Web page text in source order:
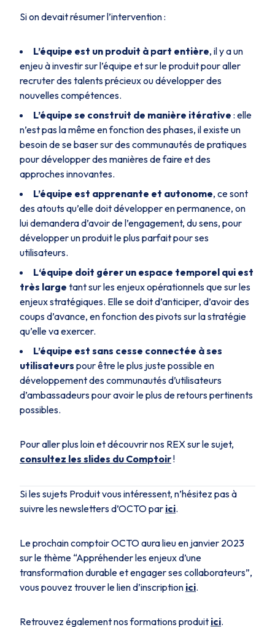
Si on devait résumer l’intervention :
L’équipe est un produit à part entière, il y a un
enjeu à investir sur l’équipe et sur le produit pour aller
recruter des talents précieux ou développer des
nouvelles compétences.
L’équipe se construit de manière itérative : elle
n’est pas la même en fonction des phases, il existe un
besoin de se baser sur des communautés de pratiques
pour développer des manières de faire et des
approches innovantes.
L’équipe est apprenante et autonome, ce sont
des atouts qu’elle doit développer en permanence, on
lui demandera d’avoir de l’engagement, du sens, pour
développer un produit le plus parfait pour ses
utilisateurs.
L‘équipe doit gérer un espace temporel qui est
très large tant sur les enjeux opérationnels que sur les
enjeux stratégiques. Elle se doit d’anticiper, d’avoir des
coups d’avance, en fonction des pivots sur la stratégie
qu’elle va exercer.
L’équipe est sans cesse connectée à ses
utilisateurs pour être le plus juste possible en
développement des communautés d’utilisateurs
d’ambassadeurs pour avoir le plus de retours pertinents
possibles.
Pour aller plus loin et découvrir nos REX sur le sujet,
consultez les slides du Comptoir!
Si les sujets Produit vous intéressent, n’hésitez pas à
suivre les newsletters d’OCTO par ici.
Le prochain comptoir OCTO aura lieu en janvier 2023
sur le thème “Appréhender les enjeux d’une
transformation durable et engager ses collaborateurs”,
vous pouvez trouver le lien d’inscription ici.
Retrouvez également nos formations produit ici.